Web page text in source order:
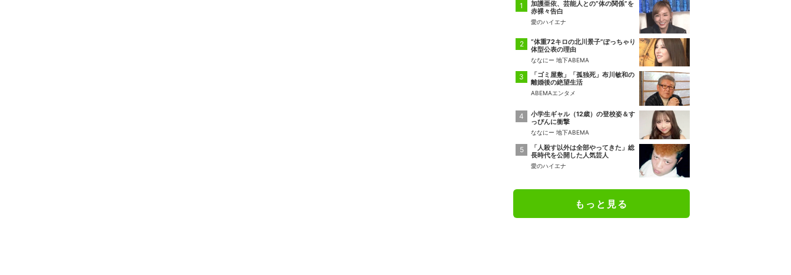
加護亜依、芸能人との“体の関係”を
赤裸々告白
愛のハイエナ
“体重72キロの北川景子”ぽっちゃり
体型公表の理由
ななにー 地下ABEMA
「ゴミ屋敷」「孤独死」布川敏和の
離婚後の絶望生活
ABEMAエンタメ
小学生ギャル（12歳）の登校姿＆す
っぴんに衝撃
ななにー 地下ABEMA
「人殺す以外は全部やってきた」総
長時代を公開した人気芸人
愛のハイエナ
もっと見る